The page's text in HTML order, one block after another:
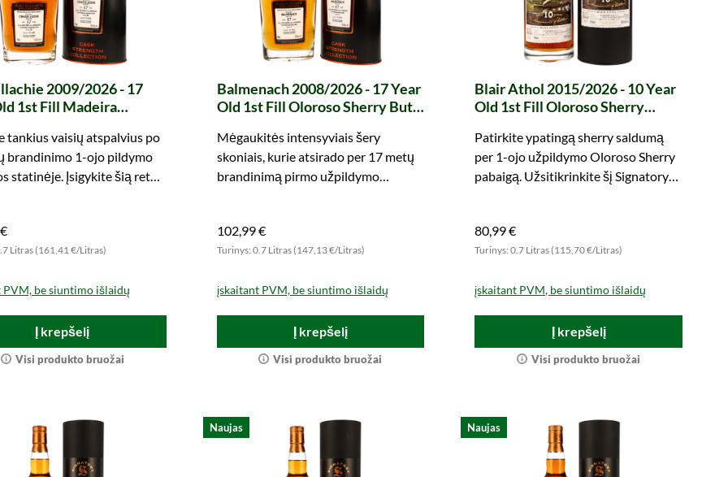
2009/2026 - 17
1st Fill Madeira
Collection (Signatory)
tankius vaisių atspalvius po
brandinimo 1-ojo pildymo
statinėje. Įsigykite šią retą
Litras (161,41 €/Litras)
PVM, be siuntimo išlaidų
Į krepšelį
Visi produkto bruožai
Balmenach 2008/2026 - 17 Year
Old 1st Fill Oloroso Sherry Butt
(Signatory)
Mėgaukitės intensyviais šery
skoniais, kurie atsirado per 17 metų
brandinimą pirmo užpildymo
102,99 €
Turinys: 0.7 Litras (147,13 €/Litras)
įskaitant PVM, be siuntimo išlaidų
Į krepšelį
Visi produkto bruožai
Blair Athol 2015/2026 - 10 Year
Old 1st Fill Oloroso Sherry
Scotland (Signatory)
Patirkite ypatingą sherry saldumą
per 1-ojo užpildymo Oloroso Sherry
pabaigą. Užsitikrinkite šį Signatory
80,99 €
Turinys: 0.7 Litras (115,70 €/Litras)
įskaitant PVM, be siuntimo išlaidų
Į krepšelį
Visi produkto bruožai
Naujas Naujas